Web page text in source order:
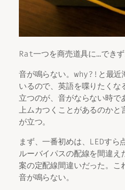
Rat一つを商売道具に…できず
音が鳴らない。why?!と最近
いるので、英語を喋りたくな
立つのが、音がならない時で
上ムカつくことがあるのかと
が立つ。
まず、一番初めは、LEDすら
ルーバイパスの配線を間違え
案の定配線間違いだった。こ
音が鳴らない。